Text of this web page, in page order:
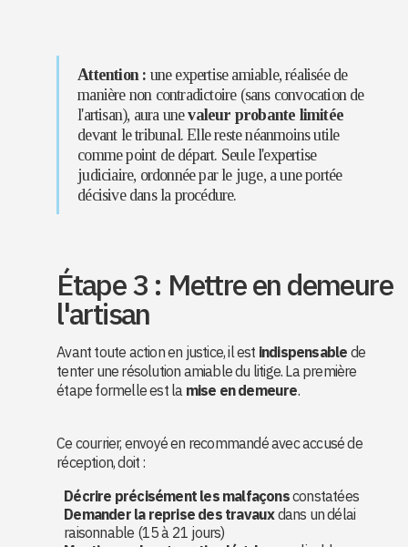
Attention : une expertise amiable, réalisée de
manière non contradictoire (sans convocation de
l'artisan), aura unevaleur probante limitée
devant le tribunal. Elle reste néanmoins utile
comme point de départ. Seule l'expertise
judiciaire, ordonnée par le juge, a une portée
décisive dans la procédure.
Étape 3 : Mettre en demeure
l'artisan
Avant toute action en justice, il est indispensable de
tenter une résolution amiable du litige. La première
étape formelle est la mise en demeure.
Ce courrier, envoyé en recommandé avec accusé de
réception, doit :
Décrire précisément les malfaçonsconstatées
Demander la reprise des travauxdans un délai
raisonnable (15 à 21 jours)